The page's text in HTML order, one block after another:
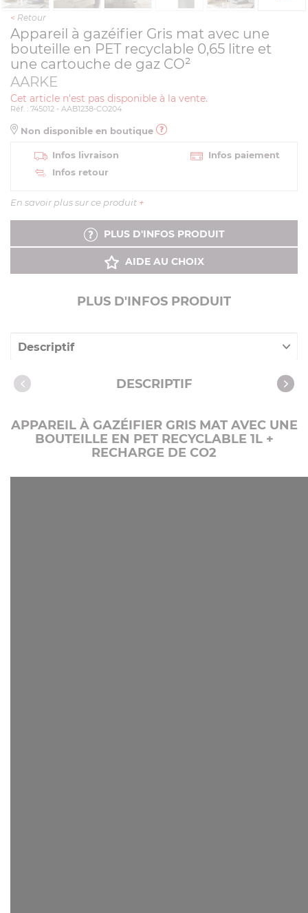
< Retour
Appareil à gazéifier Gris mat avec une
bouteille en PET recyclable 0,65 litre et
une cartouche de gaz CO²
AARKE
Cet article n'est pas disponible à la vente.
Réf. : 745012 - AAB1238-CO204
Non disponible en boutique
Infos livraison
Infos paiement
Infos retour
En savoir plus sur ce produit +
PLUS D'INFOS PRODUIT
AIDE AU CHOIX
PLUS D'INFOS PRODUIT
Descriptif
Caractéristiques
DESCRIPTIF
APPAREIL À GAZÉIFIER GRIS MAT AVEC UNE
BOUTEILLE EN PET RECYCLABLE 1L +
RECHARGE DE CO2